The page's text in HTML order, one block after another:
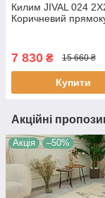
Килим JIVAL 024
Коричневий
7 830 ₴ 15 660 ₴
Купити
Акційні
Акція –50%